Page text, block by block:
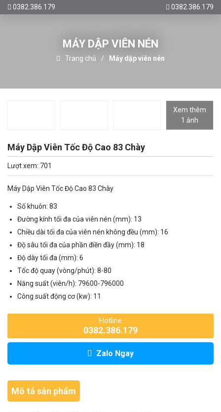
0382.386.179 0382.386.179
MÁY DẬP VIÊN NÉN
Trang chủ Máy dập viên nén
Xem thêm
1 ảnh
Máy Dập Viên Tốc Độ Cao 83 Chày
Lượt xem: 701
Máy Dập Viên Tốc Độ Cao 83 Chày
Số khuôn: 83
Đường kính tối đa của viên nén (mm): 13
Chiều dài tối đa của viên nén không đều (mm): 16
Độ sâu tối đa của phần điền đầy (mm): 18
Độ dày tối đa (mm): 6
Tốc độ quay (vòng/phút): 8-80
Năng suất (viên/h): 79600-796000
Công suất động cơ (kw): 11
Hotline
0382.386.179
Zalo Ngay
Mô tả sản phẩm